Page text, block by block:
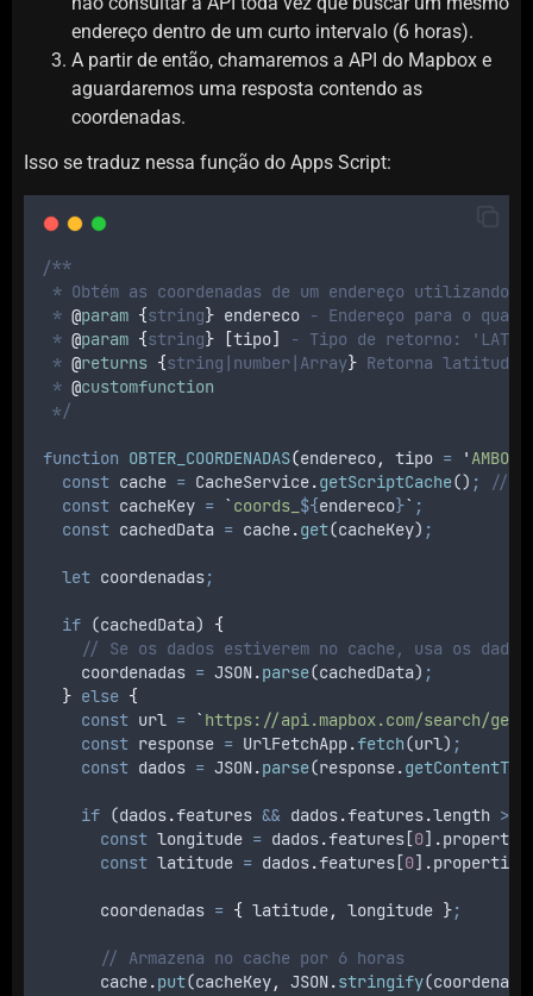
endereço dentro de um curto intervalo (6 horas).
A partir de então, chamaremos a API do Mapbox e
aguardaremos uma resposta contendo as
coordenadas.
Isso se traduz nessa função do Apps Script:
/**
* Obtém as coordenadas de um endereço utilizando a
* @param {string} endereco - Endereço para o qual
* @param {string} [tipo]
- Tipo de retorno:
* @returns {string|number|Array} Retorna latitude,
* @customfunction
*/
function OBTER_COORDENADAS(endereco, tipo = ' AMBOS
const cache = CacheService.getScriptCache() ;
//
const cacheKey = ` coords_ ${endereco}` ;
const cachedData = cache.get(cacheKey) ;
let coordenadas;
if (cachedData) {
// Se os dados estiverem no cache, usa os dados
coordenadas = JSON.parse(cachedData) ;
} else {
const url = ` https://api.mapbox.com/search/
const response = UrlFetchApp.fetch(url) ;
const dados = JSON.parse(response.
if (dados.features && dados.features.length >
const longitude = dados.features [0] .
const latitude = dados.features [0] .properties
coordenadas = { latitude, longitude };
// Armazena no cache por 6 horas
cache.put(cacheKey, JSON.stringify(